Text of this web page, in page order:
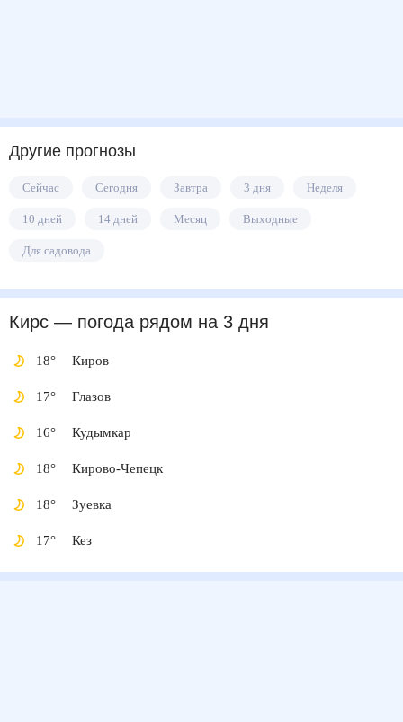
Другие прогнозы
Сейчас Сегодня Завтра 3 дня Неделя
10 дней 14 дней Месяц Выходные
Для садовода
Кирс — погода рядом на 3 дня
18° Киров
17° Глазов
16° Кудымкар
18° Кирово-Чепецк
18° Зуевка
17° Кез